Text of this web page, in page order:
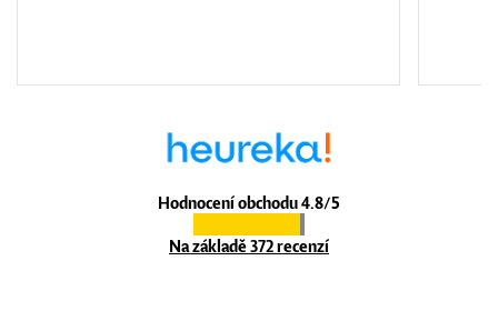
Hodnocení obchodu 4.8/5
Na základě 372 recenzí